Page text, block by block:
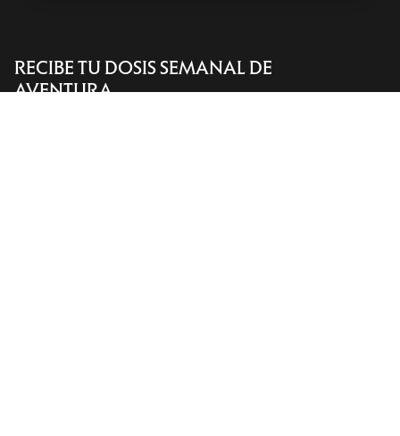
Encuentra una tienda Help
RECIBE TU DOSIS SEMANAL DE
AVENTURA